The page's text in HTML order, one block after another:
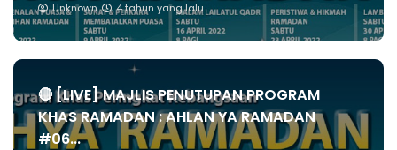
Unknown 4 tahun yang lalu
🔴 [LIVE] MAJLIS PENUTUPAN PROGRAM
KHAS RAMADAN : AHLAN YA RAMADAN
#06...